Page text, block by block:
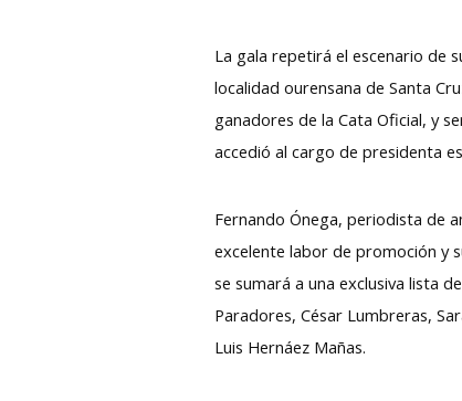
La gala repetirá el escenario de
localidad ourensana de Santa
ganadores de la Cata Oficial, y
accedió al cargo de presidenta
Fernando Ónega, periodista de
excelente labor de promoción y
se sumará a una exclusiva lista
Paradores, César Lumbreras,
Luis Hernáez Mañas.